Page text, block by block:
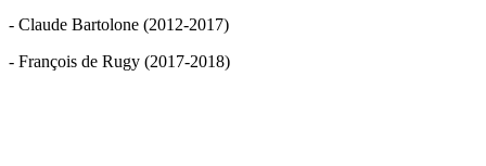
- Claude Bartolone (2012-2017)
- François de Rugy (2017-2018)